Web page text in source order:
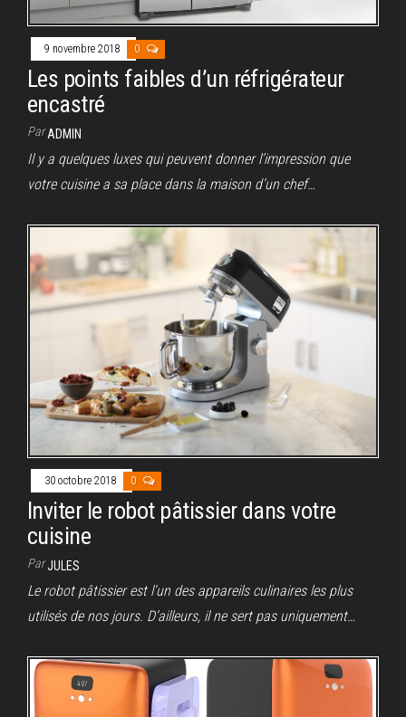
9 novembre 2018 0
Les points faibles d’un réfrigérateur
encastré
ParADMIN
Il y a quelques luxes qui peuvent donner l’impression que
votre cuisine a sa place dans la maison d’un chef…
30 octobre 2018 0
Inviter le robot pâtissier dans votre
cuisine
ParJULES
Le robot pâtissier est l’un des appareils culinaires les plus
utilisés de nos jours. D’ailleurs, il ne sert pas uniquement…